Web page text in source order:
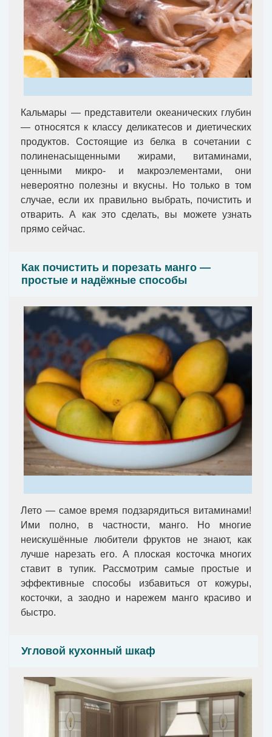
Кальмары — представители океанических глубин
— относятся к классу деликатесов и диетических
продуктов. Состоящие из белка в сочетании с
полиненасыщенными жирами, витаминами,
ценными микро- и макроэлементами, они
невероятно полезны и вкусны. Но только в том
случае, если их правильно выбрать, почистить и
отварить. А как это сделать, вы можете узнать
прямо сейчас.
Как почистить и порезать манго —
простые и надёжные способы
Лето — самое время подзарядиться витаминами!
Ими полно, в частности, манго. Но многие
неискушённые любители фруктов не знают, как
лучше нарезать его. А плоская косточка многих
ставит в тупик. Рассмотрим самые простые и
эффективные способы избавиться от кожуры,
косточки, а заодно и нарежем манго красиво и
быстро.
Угловой кухонный шкаф